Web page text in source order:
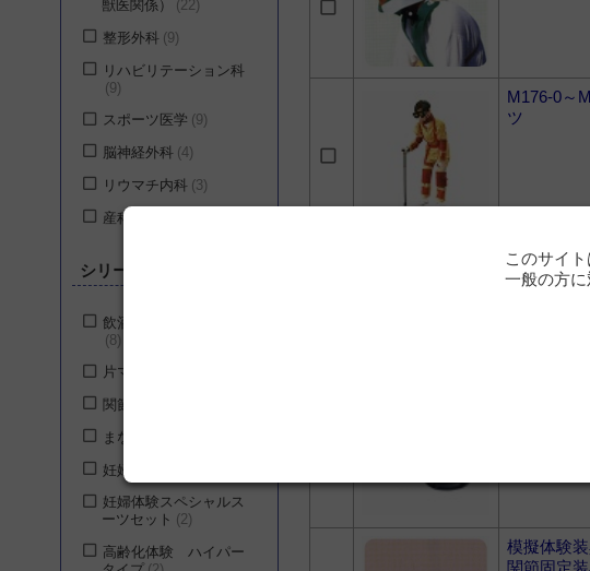
獣医関係）
22
整形外科 9
リハビリテーション科
9
スポーツ医学 9
脳神経外科 4
リウマチ内科 3
産科
シリーズ
飲酒状態体験ゴーグル
8
片マヒ体験
関節リウマチ体験
まなび体
妊婦体験ジャケット
妊婦体験スペシャルス
ーツセット
2
高齢化体験 ハイパー
M176-0～
ツ
模擬体験
イプ 両短
模擬体験
関節固定
このサイ
一般の方に